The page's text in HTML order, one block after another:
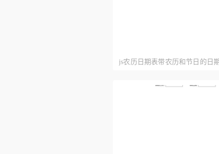
js农历日期表带农历和节日的日